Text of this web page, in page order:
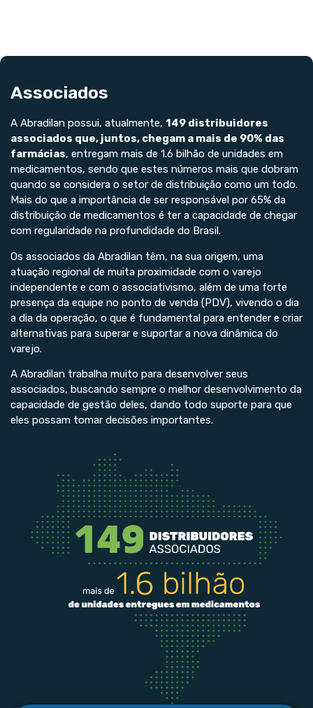
Associados
A Abradilan possui, atualmente, 149 distribuidores
associados que, juntos, chegam a mais de 90% das
farmácias, entregam mais de 1.6 bilhão de unidades em
medicamentos, sendo que estes números mais que dobram
quando se considera o setor de distribuição como um todo.
Mais do que a importância de ser responsável por 65% da
distribuição de medicamentos é ter a capacidade de chegar
com regularidade na profundidade do Brasil.
Os associados da Abradilan têm, na sua origem, uma
atuação regional de muita proximidade com o varejo
independente e com o associativismo, além de uma forte
presença da equipe no ponto de venda (PDV), vivendo o dia
a dia da operação, o que é fundamental para entender e criar
alternativas para superar e suportar a nova dinâmica do
varejo.
A Abradilan trabalha muito para desenvolver seus
associados, buscando sempre o melhor desenvolvimento da
capacidade de gestão deles, dando todo suporte para que
eles possam tomar decisões importantes.